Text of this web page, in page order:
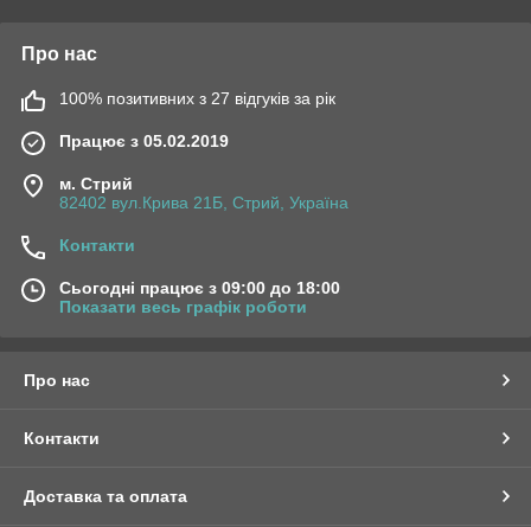
Про нас
100% позитивних з 27 відгуків за рік
Працює з 05.02.2019
м. Стрий
82402 вул.Крива 21Б, Стрий, Україна
Контакти
Сьогодні працює з 09:00 до 18:00
Показати весь графік роботи
Про нас
Контакти
Доставка та оплата